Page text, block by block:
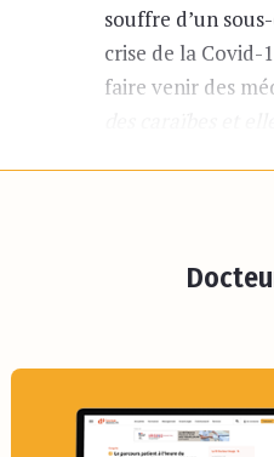
souffre d’un
crise de la Covid-
faire venir des